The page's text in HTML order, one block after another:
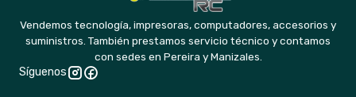
Vendemos tecnología, impresoras, computadores, accesorios y
suministros. También prestamos servicio técnico y contamos
con sedes en Pereira y Manizales.
Síguenos